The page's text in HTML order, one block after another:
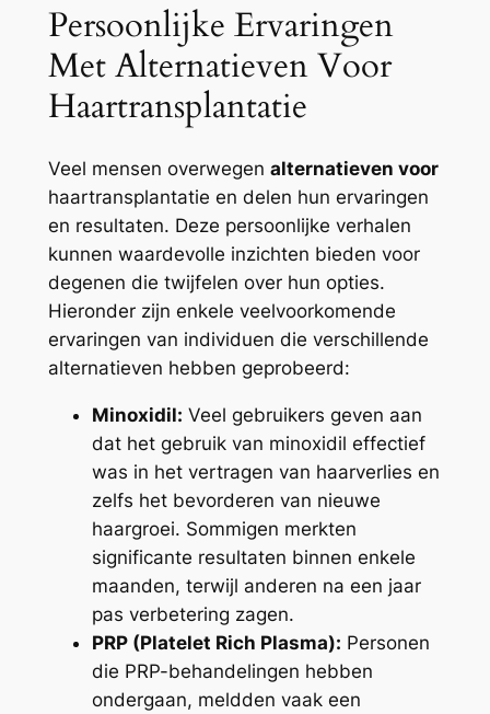
Persoonlijke Ervaringen
Met Alternatieven Voor
Haartransplantatie
Veel mensen overwegen alternatieven voor
haartransplantatie en delen hun ervaringen
en resultaten. Deze persoonlijke verhalen
kunnen waardevolle inzichten bieden voor
degenen die twijfelen over hun opties.
Hieronder zijn enkele veelvoorkomende
ervaringen van individuen die verschillende
alternatieven hebben geprobeerd:
Minoxidil: Veel gebruikers geven aan
dat het gebruik van minoxidil effectief
was in het vertragen van haarverlies en
zelfs het bevorderen van nieuwe
haargroei. Sommigen merkten
significante resultaten binnen enkele
maanden, terwijl anderen na een jaar
pas verbetering zagen.
PRP (Platelet Rich Plasma): Personen
die PRP-behandelingen hebben
ondergaan, meldden vaak een